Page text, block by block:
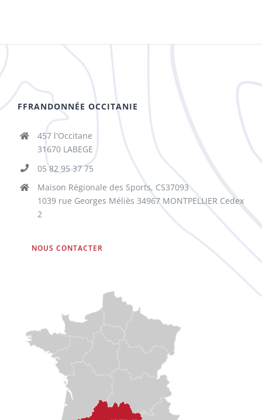
FFRANDONNÉE OCCITANIE
457 l'Occitane
31670 LABEGE
05 82 95 37 75
Maison Régionale des Sports, CS37093
1039 rue Georges Méliès 34967 MONTPELLIER Cedex
2
NOUS CONTACTER